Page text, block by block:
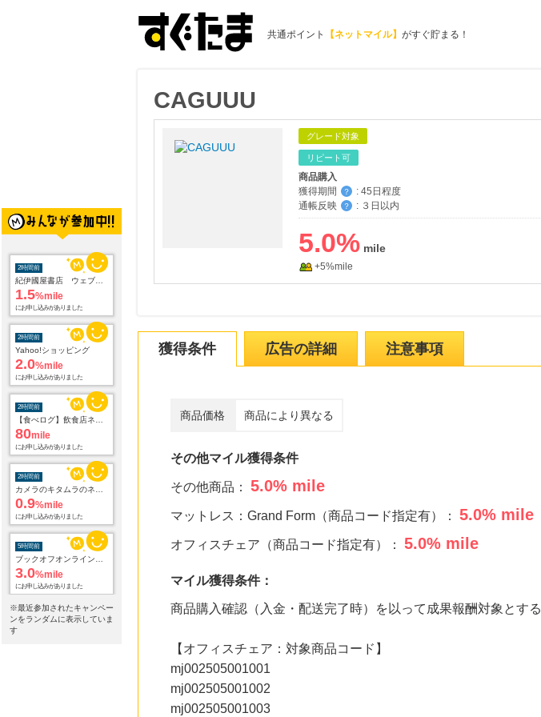
共通ポイント 【ネットマイル】 がすぐ貯まる！
2時間前
Yahoo!ショッピング
2.0%mile
にお申し込みがありました
2時間前
80mile
にお申し込みがありました
2時間前
0.9%mile
にお申し込みがありました
5時間前
3.0%mile
にお申し込みがありました
9時間前
2.0%mile
にお申し込みがありました
20時間前
楽天市場
※最近参加されたキャンペー
ンをランダムに表示していま
す
CAGUUU
グレード対象
リピート可
商品購入
獲得期間
？ : 45日程度
通帳反映
？ : ３日以内
5.0%
+5%mile
獲得条件 広告の詳細 注意事項
商品価格 商品により異なる
その他マイル獲得条件
その他商品： 5.0% mile
マットレス：Grand Form（商品コード指定有）： 5.0% mile
オフィスチェア（商品コード指定有）： 5.0% mile
マイル獲得条件：
商品購入確認（入金・配送完了時）を以って成果報酬対象とする
【オフィスチェア：対象商品コード】
mj002505001001
mj002505001002
mj002505001003